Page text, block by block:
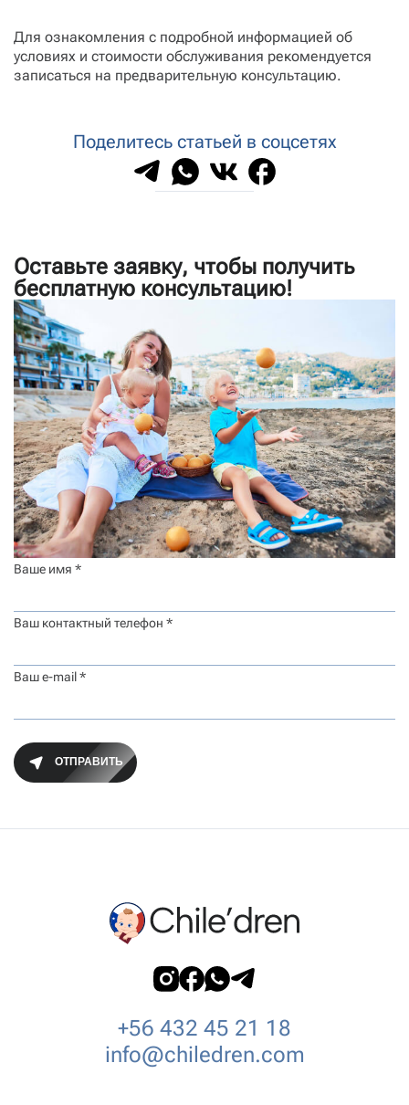
Для ознакомления с подробной информацией об
условиях и стоимости обслуживания рекомендуется
записаться на предварительную консультацию.
Поделитесь статьей в соцсетях
Оставьте заявку, чтобы получить
бесплатную консультацию!
Ваше имя *
Ваш контактный телефон *
Ваш e-mail *
+56 432 45 21 18
info@chiledren.com